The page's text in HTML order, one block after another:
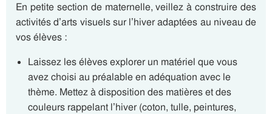
En petite section de maternelle, veillez à construire des
activités d’arts visuels sur l’hiver adaptées au niveau de
vos élèves :
Laissez les élèves explorer un matériel que vous
avez choisi au préalable en adéquation avec le
thème. Mettez à disposition des matières et des
couleurs rappelant l’hiver (coton, tulle, peintures,